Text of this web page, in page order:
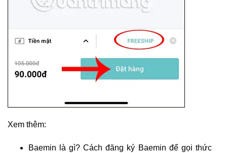
Xem thêm:
Baemin là gì? Cách đăng ký Baemin để gọi thức